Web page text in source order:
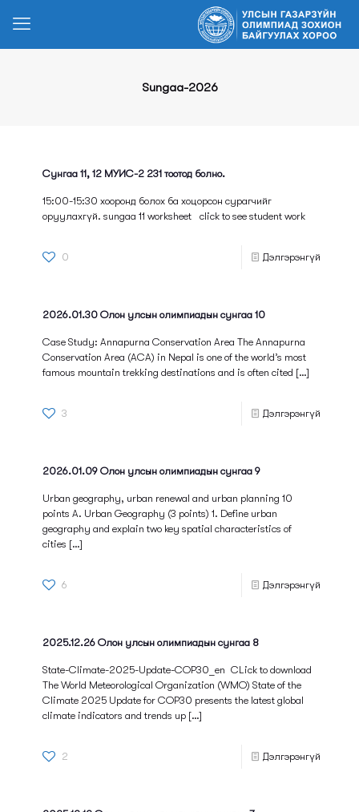
Sungaa-2026
Сунгаа 11, 12 МУИС-2 231 тоотод болно.
15:00-15:30 хооронд болох ба хоцорсон сурагчийг
оруулахгүй. sungaa 11 worksheet click to see student work
0 Дэлгэрэнгүй
2026.01.30 Олон улсын олимпиадын сунгаа 10
Case Study: Annapurna Conservation Area The Annapurna
Conservation Area (ACA) in Nepal is one of the world’s most
famous mountain trekking destinations and is often cited […]
3 Дэлгэрэнгүй
2026.01.09 Олон улсын олимпиадын сунгаа 9
Urban geography, urban renewal and urban planning 10
points A. Urban Geography (3 points) 1. Define urban
geography and explain two key spatial characteristics of
cities […]
6 Дэлгэрэнгүй
2025.12.26 Олон улсын олимпиадын сунгаа 8
State-Climate-2025-Update-COP30_en CLick to download
The World Meteorological Organization (WMO) State of the
Climate 2025 Update for COP30 presents the latest global
climate indicators and trends up […]
2 Дэлгэрэнгүй